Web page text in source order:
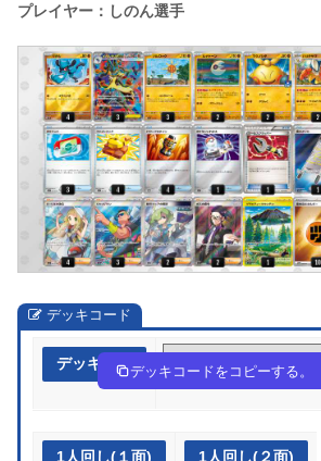
プレイヤー：しのん選手
デッキコード
デッキ作成 YKYcD8-YVFlk4-8Gcax8
デッキコードをコピーする。
1人回し(１面) 1人回し(２面)